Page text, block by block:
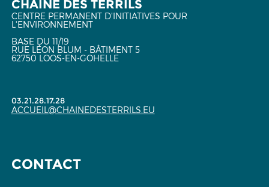
CHAÎNE DES TERRILS
CENTRE PERMANENT D'INITIATIVES POUR
L'ENVIRONNEMENT
BASE DU 11/19
RUE LÉON BLUM - BÂTIMENT 5
62750 LOOS-EN-GOHELLE
03.21.28.17.28
ACCUEIL@CHAINEDESTERRILS.EU
CONTACT